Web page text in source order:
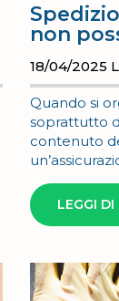
non
18/04/2025
Quando si
soprattutto
contenuto
LEGGI DI